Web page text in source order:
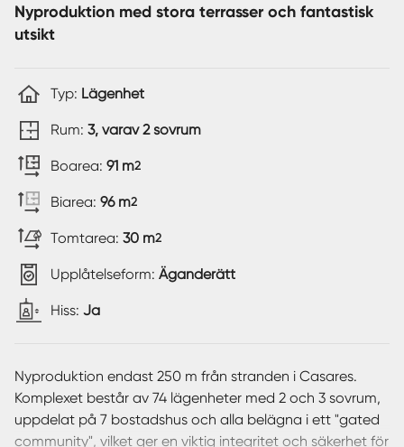
Nyproduktion med stora terrasser och fantastisk
utsikt
Typ: Lägenhet
Rum: 3, varav 2 sovrum
Boarea: 91 m2
Biarea: 96 m2
Tomtarea: 30 m2
Upplåtelseform: Äganderätt
Hiss: Ja
Nyproduktion endast 250 m från stranden i Casares.
Komplexet består av 74 lägenheter med 2 och 3 sovrum,
uppdelat på 7 bostadshus och alla belägna i ett "gated
community", vilket ger en viktig integritet och säkerhet för